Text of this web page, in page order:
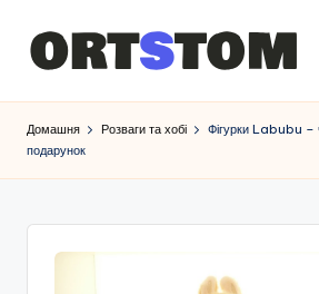
Домашня Розваги та хобі
Фігурки Labubu –
подарунок